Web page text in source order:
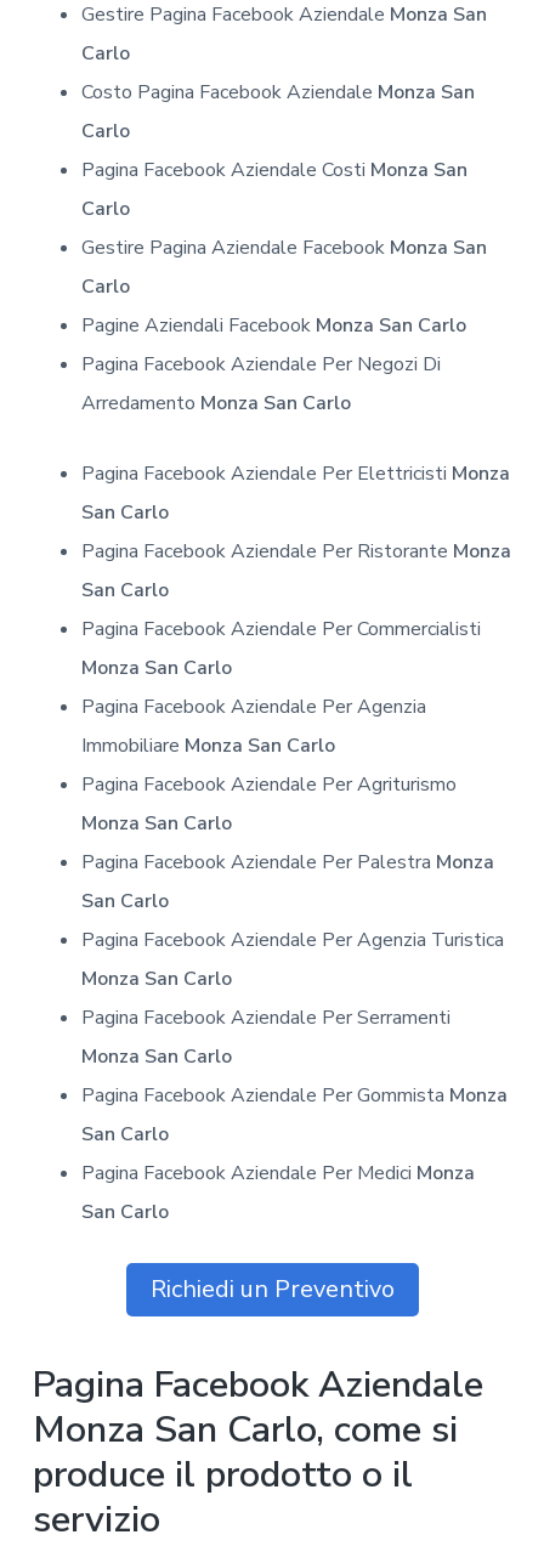
Gestire Pagina Facebook Aziendale Monza San
Carlo
Costo Pagina Facebook Aziendale Monza San
Carlo
Pagina Facebook Aziendale Costi Monza San
Carlo
Gestire Pagina Aziendale Facebook Monza San
Carlo
Pagine Aziendali Facebook Monza San Carlo
Pagina Facebook Aziendale Per Negozi Di
Arredamento Monza San Carlo
Pagina Facebook Aziendale Per Elettricisti Monza
San Carlo
Pagina Facebook Aziendale Per Ristorante Monza
San Carlo
Pagina Facebook Aziendale Per Commercialisti
Monza San Carlo
Pagina Facebook Aziendale Per Agenzia
Immobiliare Monza San Carlo
Pagina Facebook Aziendale Per Agriturismo
Monza San Carlo
Pagina Facebook Aziendale Per Palestra Monza
San Carlo
Pagina Facebook Aziendale Per Agenzia Turistica
Monza San Carlo
Pagina Facebook Aziendale Per Serramenti
Monza San Carlo
Pagina Facebook Aziendale Per Gommista Monza
San Carlo
Pagina Facebook Aziendale Per Medici Monza
San Carlo
Richiedi un Preventivo
Pagina Facebook Aziendale
Monza San Carlo, come si
produce il prodotto o il
servizio